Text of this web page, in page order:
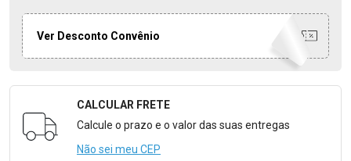
Ver Desconto Convênio
Formulário para Calcular o Frete
CALCULAR FRETE
Calcule o prazo e o valor das suas entregas
Não sei meu CEP